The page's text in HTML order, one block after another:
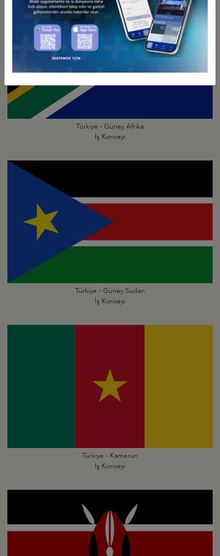
Türkiye - Güney Afrika
İş Konseyi
Türkiye - Güney Sudan
İş Konseyi
Türkiye - Kamerun
İş Konseyi